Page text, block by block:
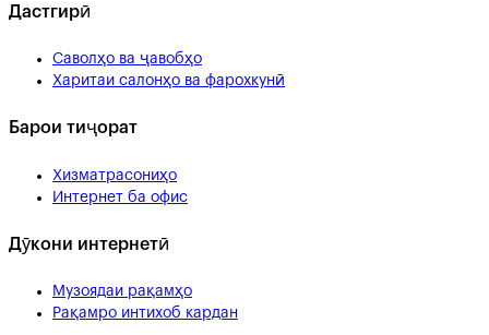
Дастгирӣ
Саволҳо ва ҷавобҳо
Харитаи салонҳо ва фарохкунӣ
Барои тиҷорат
Хизматрасониҳо
Интернет ба офис
Дӯкони интернетӣ
Музоядаи рақамҳо
Рақамро интихоб кардан